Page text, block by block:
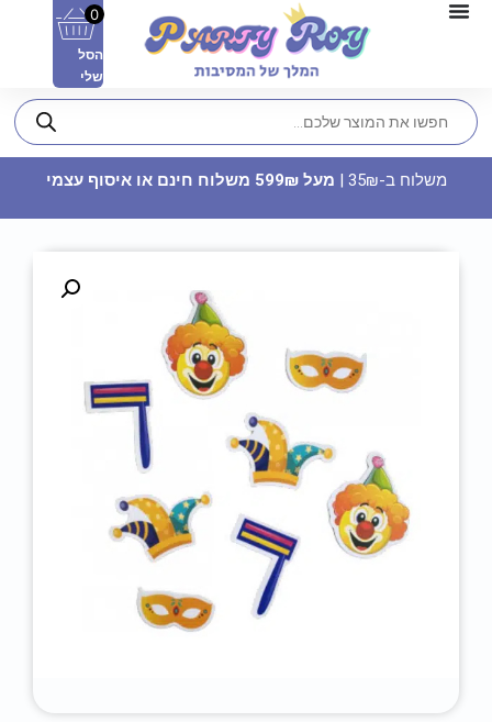
צבע מאכל לשוקולד - שחור
₪
0
הסל
שלי
משלוח ב-35₪ | מעל 599₪ משלוח חינם או איסוף עצמי